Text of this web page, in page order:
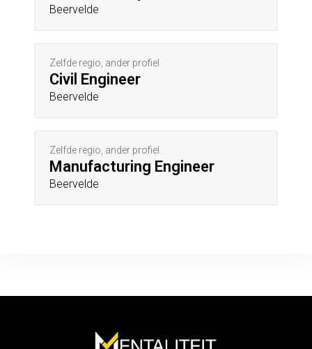
Beervelde
Zelfde regio, ander profiel
Civil Engineer
Beervelde
Zelfde regio, ander profiel
Manufacturing Engineer
Beervelde